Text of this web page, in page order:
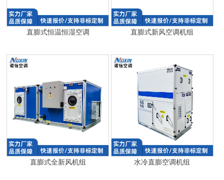
直膨式恒温恒湿空调 直膨式新风空调机组
直膨式全新风机组 水冷直膨空调机组